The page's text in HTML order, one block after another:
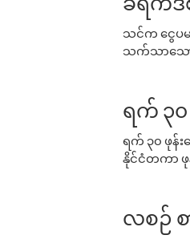
သင်က ငွေပ
သက်သာသော
ရက် ၃
ရက် ၃၀ ဖုန်
နိုင်ငံတကာ ဖု
လစဉ် စ